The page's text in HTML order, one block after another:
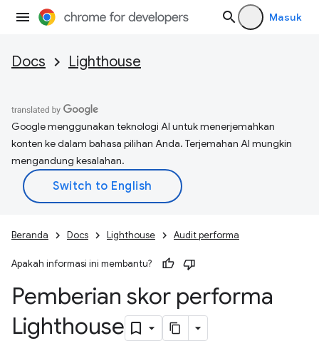
Masuk
Docs Lighthouse
Google menggunakan teknologi AI untuk menerjemahkan
konten ke dalam bahasa pilihan Anda. Terjemahan AI mungkin
mengandung kesalahan.
Beranda Docs Lighthouse Audit performa
Apakah informasi ini membantu?
Pemberian skor performa
Lighthouse